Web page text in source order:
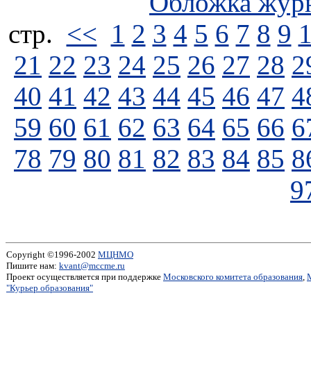
стp. << 1 2 3 4 5 6 7 8 9
21 22 23 24 25 26 27 28
40 41 42 43 44 45 46 47
59 60 61 62 63 64 65 66
78 79 80 81 82 83 84 85
Copyright ©1996-2002 МЦНМО
Пишите нам: kvant@mccme.ru
Проект осуществляется при поддержке Московского комитета образования,
"Курьер образования"